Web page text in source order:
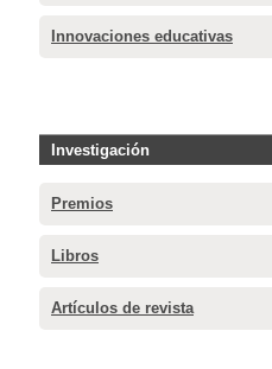
Innovaciones educativas
Investigación
Premios
Libros
Artículos de revista